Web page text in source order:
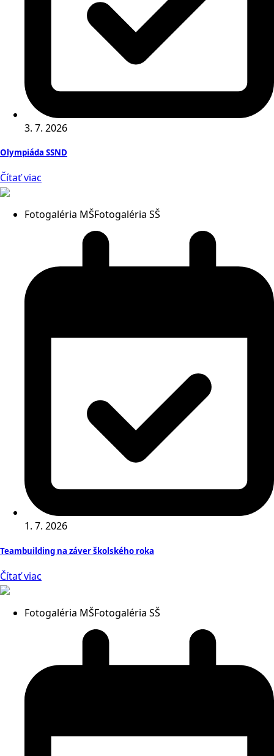
3. 7. 2026
Olympiáda SSND
Čítať viac
Fotogaléria MŠFotogaléria SŠ
1. 7. 2026
Teambuilding na záver školského roka
Čítať viac
Fotogaléria MŠFotogaléria SŠ